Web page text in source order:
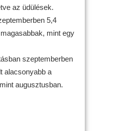
az üdülések.
5,4
mint egy
szeptemberben
alacsonyabb a
augusztusban.